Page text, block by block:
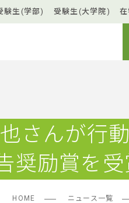
験生(学部) 受験生(大学院)
さんが行
奨励賞を受
HOME ニュース一覧